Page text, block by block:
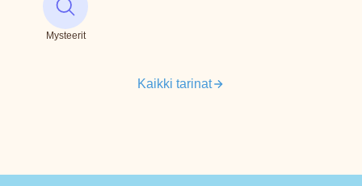
Mysteerit
Kaikki tarinat